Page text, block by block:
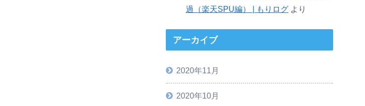
過（楽天SPU編） | もりログ より
アーカイブ
2020年11月
2020年10月